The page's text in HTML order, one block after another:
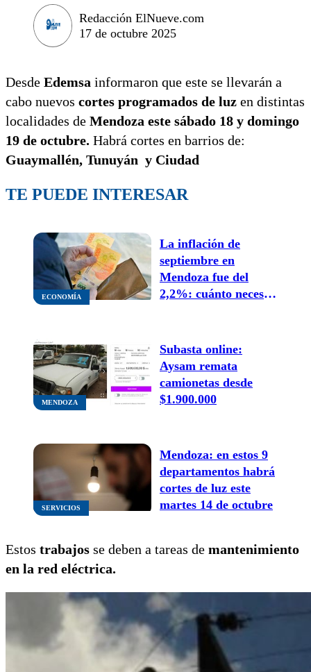
Redacción ElNueve.com
17 de octubre 2025
Desde Edemsa informaron que este se llevarán a
cabo nuevos cortes programados de luz en distintas
localidades de Mendoza este sábado 18 y domingo
19 de octubre. Habrá cortes en barrios de:
Guaymallén, Tunuyán y Ciudad
TE PUEDE INTERESAR
ECONOMÍA
La inflación de
septiembre en
Mendoza fue del
2,2%: cuánto necesitó
MENDOZA
Subasta online:
Aysam remata
camionetas desde
$1.900.000
SERVICIOS
Mendoza: en estos 9
departamentos habrá
cortes de luz este
martes 14 de octubre
Estos trabajos se deben a tareas de mantenimiento
en la red eléctrica.